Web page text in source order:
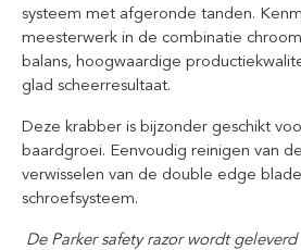
systeem met afgeronde tanden.
meesterwerk in de combinatie
balans, hoogwaardige
glad scheerresultaat.
Deze krabber is bijzonder geschikt
baardgroei. Eenvoudig reinigen van
verwisselen van de double edge
schroefsysteem.
De Parker safety razor wordt